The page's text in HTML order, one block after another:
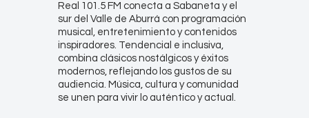
Real 101.5 FM conecta a Sabaneta y el
sur del Valle de Aburrá con programación
musical, entretenimiento y contenidos
inspiradores. Tendencial e inclusiva,
combina clásicos nostálgicos y éxitos
modernos, reflejando los gustos de su
audiencia. Música, cultura y comunidad
se unen para vivir lo auténtico y actual.